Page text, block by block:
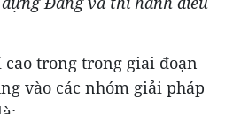
trong trong giai đoạn
vào các nhóm giải pháp